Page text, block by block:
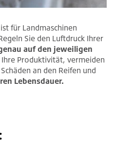
für Landmaschinen
Sie den Luftdruck Ihrer
auf den jeweiligen
Produktivität, vermeiden
an den Reifen und
Lebensdauer.